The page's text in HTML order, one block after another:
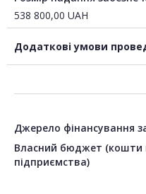
538 800,00 UAH
Додаткові умови
Джерело фінансування
Власний бюджет (кошти
підприємства)